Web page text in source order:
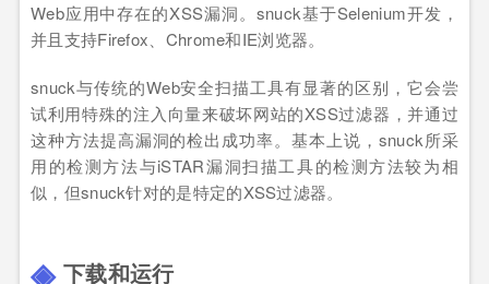
Web应用中存在的XSS漏洞。snuck基于Selenium开发，
并且支持Firefox、Chrome和IE浏览器。
snuck与传统的Web安全扫描工具有显著的区别，它会尝
试利用特殊的注入向量来破坏网站的XSS过滤器，并通过
这种方法提高漏洞的检出成功率。基本上说，snuck所采
用的检测方法与iSTAR漏洞扫描工具的检测方法较为相
似，但snuck针对的是特定的XSS过滤器。
下载和运行